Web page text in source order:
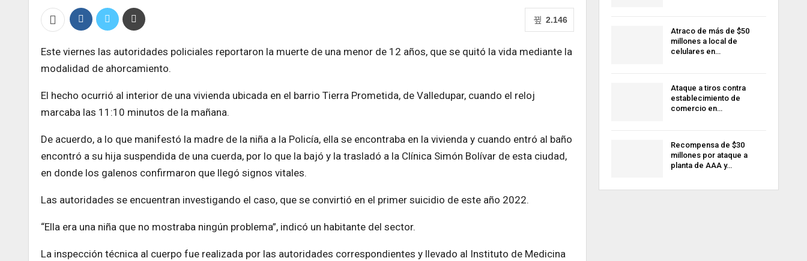
2.146
Este viernes las autoridades policiales reportaron la muerte de una menor de 12 años, que se quitó la vida mediante la
modalidad de ahorcamiento.
El hecho ocurrió al interior de una vivienda ubicada en el barrio Tierra Prometida, de Valledupar, cuando el reloj
marcaba las 11:10 minutos de la mañana.
De acuerdo, a lo que manifestó la madre de la niña a la Policía, ella se encontraba en la vivienda y cuando entró al baño
encontró a su hija suspendida de una cuerda, por lo que la bajó y la trasladó a la Clínica Simón Bolívar de esta ciudad,
en donde los galenos confirmaron que llegó signos vitales.
Las autoridades se encuentran investigando el caso, que se convirtió en el primer suicidio de este año 2022.
“Ella era una niña que no mostraba ningún problema”, indicó un habitante del sector.
La inspección técnica al cuerpo fue realizada por las autoridades correspondientes y llevado al Instituto de Medicina
Atraco de más de $50
millones a local de
celulares en…
Ataque a tiros contra
establecimiento de
comercio en…
Recompensa de $30
millones por ataque a
planta de AAA y…